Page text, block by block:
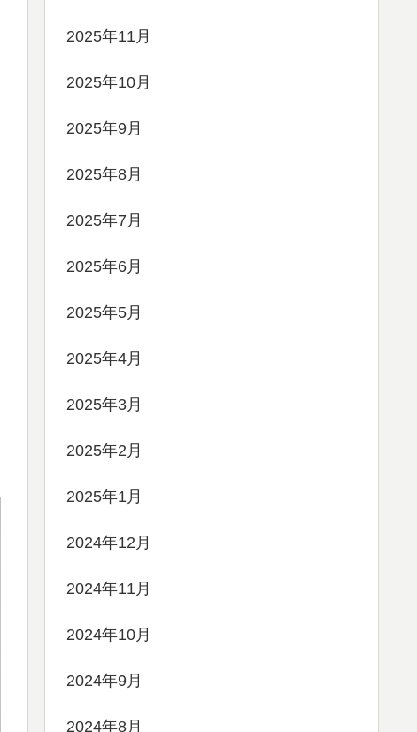
2025年11月
2025年10月
2025年9月
2025年8月
2025年7月
2025年6月
2025年5月
2025年4月
2025年3月
2025年2月
2025年1月
2024年12月
2024年11月
2024年10月
2024年9月
2024年8月